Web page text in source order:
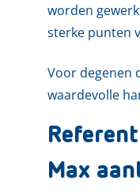
worden
sterke punten
Voor degenen
waardevolle
Max